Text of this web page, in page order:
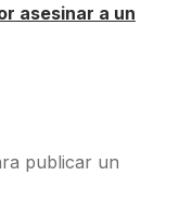
asesinar a un
publicar un